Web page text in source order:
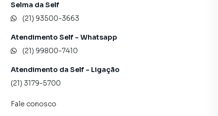
Selma da Self
(21) 93500-3663
Atendimento Self - Whatsapp
(21) 99800-7410
Atendimento da Self - Ligação
(21) 3179-5700
Fale conosco